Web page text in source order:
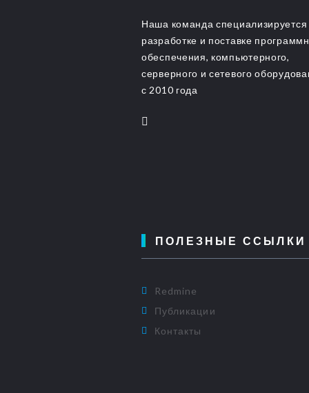
Наша команда специализируется
разработке и поставке
обеспечения, компьютерного,
серверного и сетевого
с 2010 года
ПОЛЕЗНЫЕ ССЫЛКИ
Redmine
Публикации
Контакты